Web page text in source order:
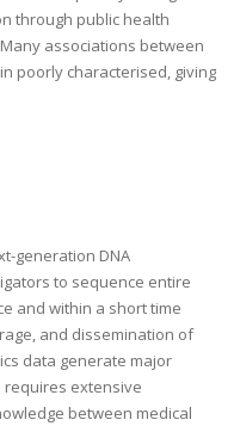
through public health
associations between
poorly characterised, giving
generation DNA
to sequence entire
and within a short time
and dissemination of
data generate major
requires extensive
between medical